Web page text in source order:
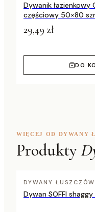
Dywanik łazienkowy
częściowy 50×80
29,49 zł
DO
WIĘCEJ OD DYWANY
Produkty
DYWANY ŁUSZCZÓW
Dywan SOFFI